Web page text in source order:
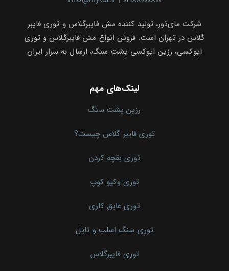
شرکت مای‌تور، تولید کننده مش فایبرگلاس و توری فایبر
گلاس در تهران است. فروش انواع مش فایبرگلاس و توری
اپوکسی، رزین اپوکسی پشت سنگ، ارسال به سرار ایران
لینک‌های مهم
رزین پشت سنگ
توری فایبر گلاس چیست؟
توری بقچه کردن
توری وکیو کوپ
توری عایق کاری
توری سنگ اسلب و تایل
توری فایبرگلاس